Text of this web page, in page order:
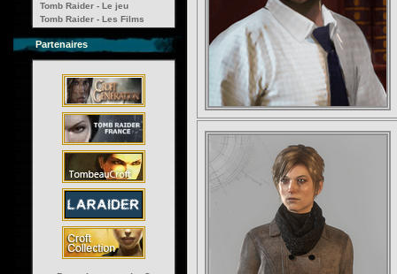
Tomb Raider - Le jeu
Tomb Raider - Les Films
Partenaires